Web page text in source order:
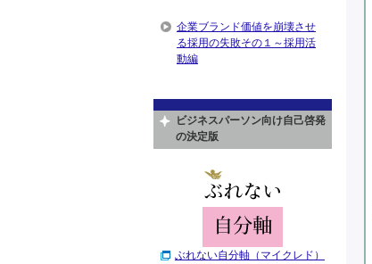
企業ブランド価値を崩壊させ
る採用の失敗その１～採用活
動編
ビジネスパーソン向け自己啓発
の決定版
ぶれない自分軸（マイクレド）